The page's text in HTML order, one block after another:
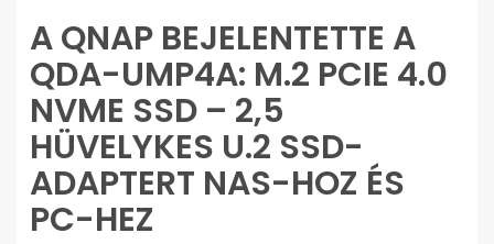
A QNAP BEJELENTETTE A
QDA-UMP4A: M.2 PCIE 4.0
NVME SSD – 2,5
HÜVELYKES U.2 SSD-
ADAPTERT NAS-HOZ ÉS
PC-HEZ